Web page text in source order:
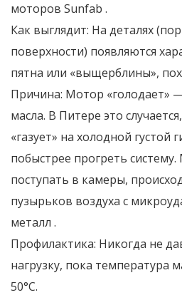
моторов Sunfab .
Как выглядит: На деталях
поверхности) появляются
пятна или «выщерблины»,
Причина: Мотор «голодает»
масла. В Питере это
«газует» на холодной густой
побыстрее прогреть систему.
поступать в камеры,
пузырьков воздуха с
металл .
Профилактика: Никогда не
нагрузку, пока температура
50°C.